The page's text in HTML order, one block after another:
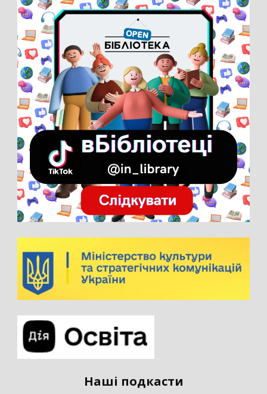
Наші подкасти